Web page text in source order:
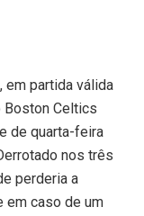
em partida válida
Boston Celtics
de quarta-feira
nos três
perderia a
em caso de um